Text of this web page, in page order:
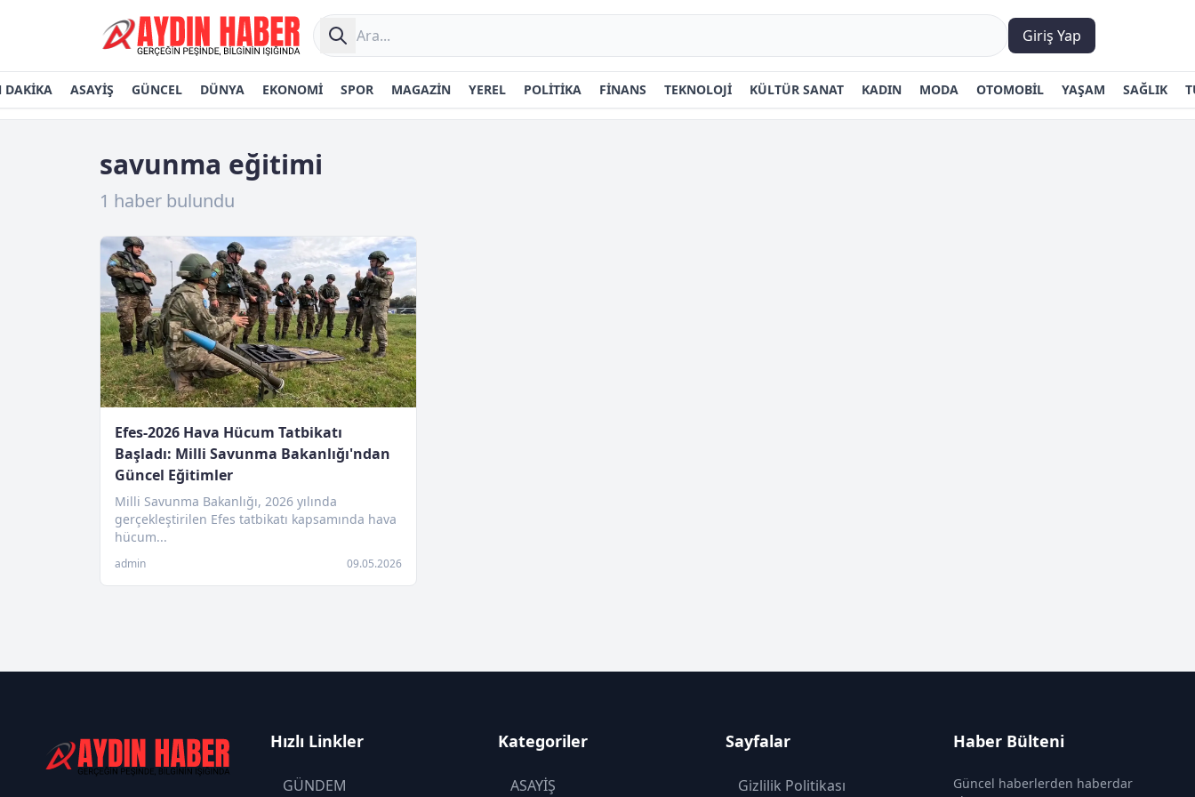
Giriş Yap
DAKİKA ASAYİŞ GÜNCEL DÜNYA EKONOMİ SPOR MAGAZİN YEREL POLİTİKA FİNANS TEKNOLOJİ KÜLTÜR SANAT KADIN MODA OTOMOBİL YAŞAM SAĞLIK
savunma eğitimi
1 haber bulundu
Efes-2026 Hava Hücum Tatbikatı
Başladı: Milli Savunma Bakanlığı'ndan
Güncel Eğitimler
Milli Savunma Bakanlığı, 2026 yılında
gerçekleştirilen Efes tatbikatı kapsamında hava
hücum...
admin 09.05.2026
Hızlı Linkler
GÜNDEM
Kategoriler
ASAYİŞ
Sayfalar
Gizlilik Politikası
Haber Bülteni
Güncel haberlerden haberdar